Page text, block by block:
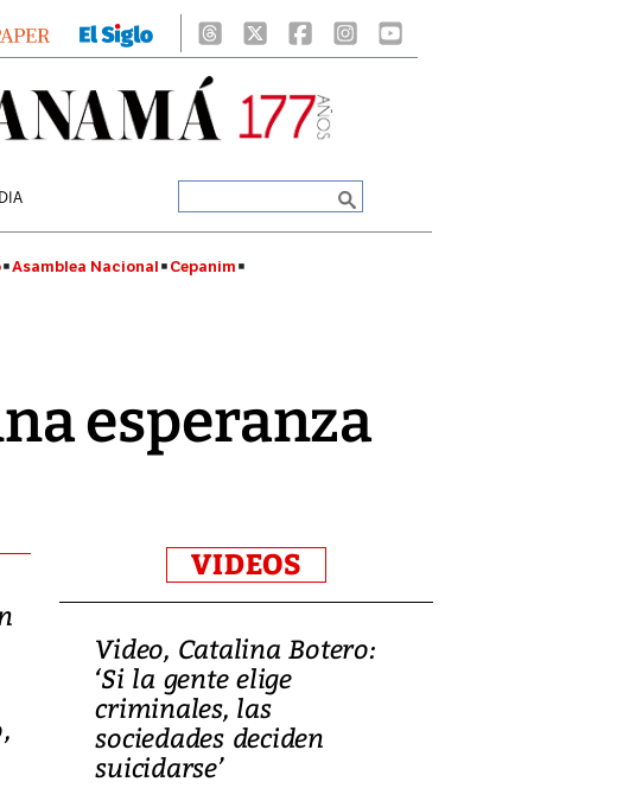
Asamblea Nacional Cepanim
esperanza
VIDEOS
Video, Catalina Botero:
‘Si la gente elige
criminales, las
sociedades deciden
suicidarse’